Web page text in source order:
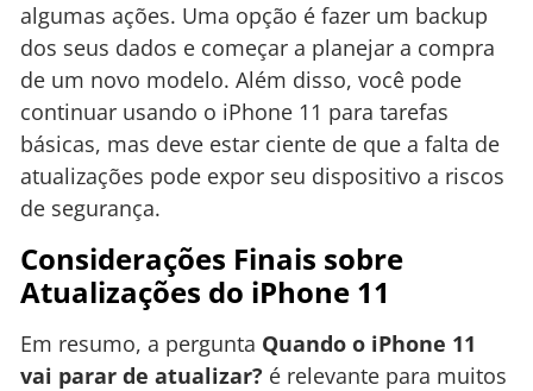
algumas ações. Uma opção é fazer um backup
dos seus dados e começar a planejar a compra
de um novo modelo. Além disso, você pode
continuar usando o iPhone 11 para tarefas
básicas, mas deve estar ciente de que a falta de
atualizações pode expor seu dispositivo a riscos
de segurança.
Considerações Finais sobre
Atualizações do iPhone 11
Em resumo, a pergunta Quando o iPhone 11
vai parar de atualizar? é relevante para muitos